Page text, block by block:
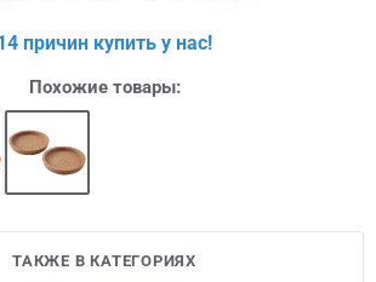
причин купить у нас!
Похожие товары:
ТАКЖЕ В КАТЕГОРИЯХ